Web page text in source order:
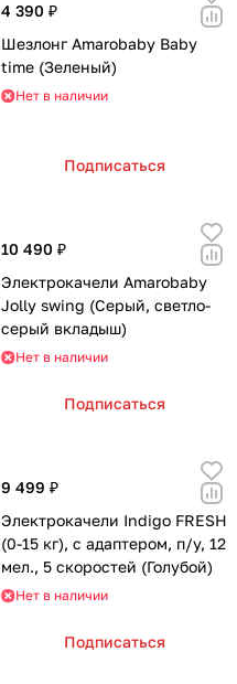
4 390 ₽
Шезлонг Amarobaby Baby
time (Зеленый)
Нет в наличии
Подписаться
10 490 ₽
Электрокачели Amarobaby
Jolly swing (Cерый, светло-
серый вкладыш)
Нет в наличии
Подписаться
9 499 ₽
Электрокачели Indigo FRESH
(0-15 кг), с адаптером, п/у, 12
мел., 5 скоростей (Голубой)
Нет в наличии
Подписаться